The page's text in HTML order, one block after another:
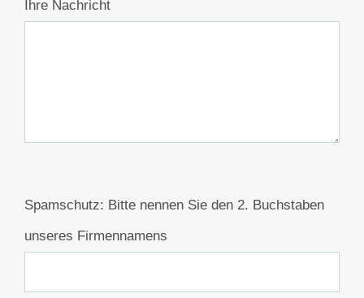
Ihre Nachricht
Spamschutz: Bitte nennen Sie den 2. Buchstaben
unseres Firmennamens